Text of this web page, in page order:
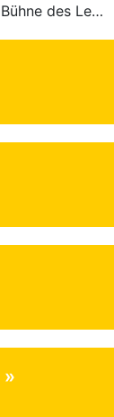
Ein Engel hat die Bühne des Lebens verlassen. Viel zu früh, plötzlich und für uns alle unfassbar, wurde unsere geliebte Kristina (Krissi) Flaig im Alter von 36 Jahren aus dem Leben gerissen. Das Tanzen…